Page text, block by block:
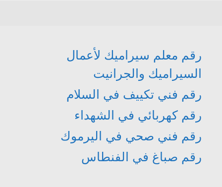
رقم معلم سيراميك لأعمال
السيراميك والجرانيت
رقم فني تكييف في السلام
رقم كهربائي في الشهداء
رقم فني صحي في اليرموك
رقم صباغ في الفنطاس